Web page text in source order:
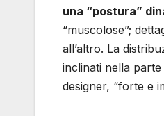
una “postura”
“muscolose”;
all’altro. La
inclinati nella
designer, “forte e